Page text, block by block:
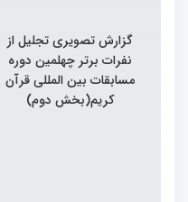
گزارش تصویری تجلیل از
نفرات برتر چهلمین دوره
مسابقات بین المللی قرآن
کریم(بخش دوم)